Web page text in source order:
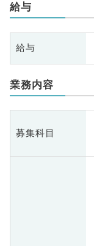
給与
給与
業務内容
募集科目